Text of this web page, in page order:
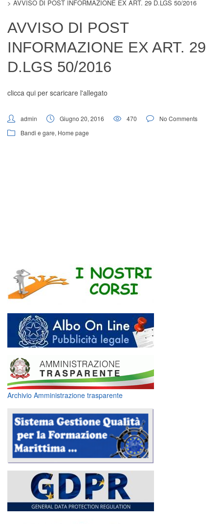
> AVVISO DI POST INFORMAZIONE EX ART. 29 D.LGS 50/2016
AVVISO DI POST
INFORMAZIONE EX ART. 29
D.LGS 50/2016
clicca qui per scaricare l'allegato
admin Giugno 20, 2016 470
No Comments
Bandi e gare, Home page
Archivio Amministrazione trasparente